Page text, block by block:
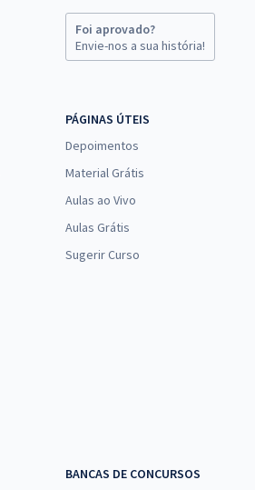
Foi aprovado?
Envie-nos a sua história!
PÁGINAS ÚTEIS
Depoimentos
Material Grátis
Aulas ao Vivo
Aulas Grátis
Sugerir Curso
BANCAS DE CONCURSOS